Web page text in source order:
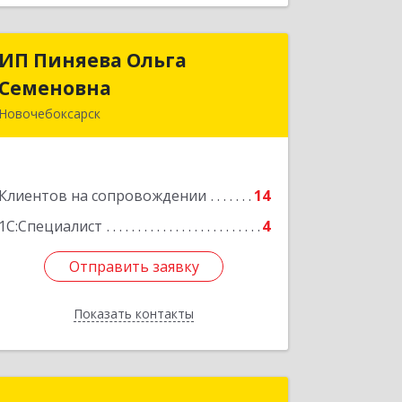
ИП Пиняева Ольга
Семеновна
Новочебоксарск
Клиентов на сопровождении
14
1С:Специалист
4
Отправить заявку
Показать контакты
ИП Пиняева Ольга
кв.141
Отправить заявку
Назад